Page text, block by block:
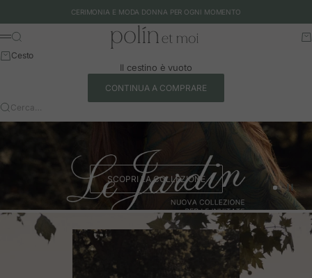
CERIMONIA E MODA DONNA PER OGNI MOMENTO
Polín et moi - EU
Menu
Cerca
Cesto
Il cestino è vuoto
CONTINUA A COMPRARE
Cerca…
SCOPRI LA COLLEZIONE
Vai
Vai